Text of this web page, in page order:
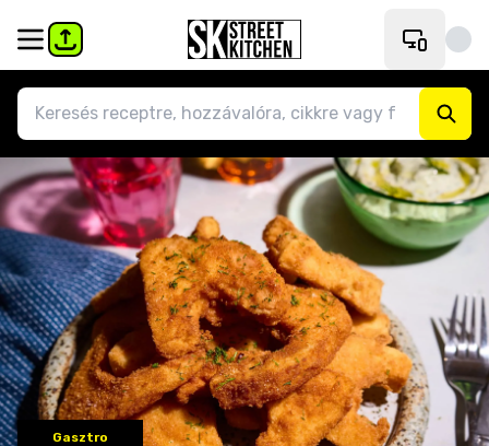
Gasztro